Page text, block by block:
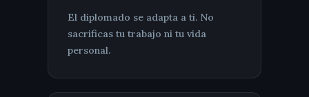
El diplomado se adapta a ti. No
sacrificas tu trabajo ni tu vida
personal.